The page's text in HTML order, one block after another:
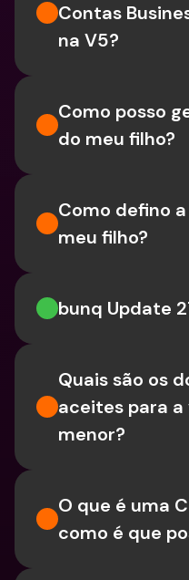
Contas
na V5?
Como posso
do meu filho?
Como defino
meu filho?
bunq Update
Quais são os
aceites para
menor?
O que é uma
como é que